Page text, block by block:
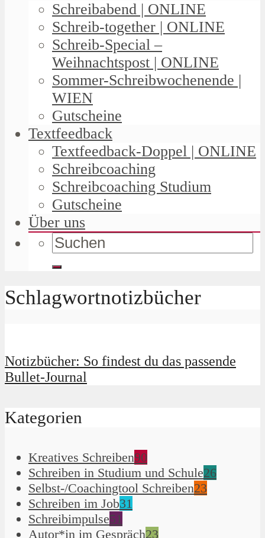
Schreibabend | ONLINE
Schreib-together | ONLINE
Schreib-Special –
Weihnachtspost | ONLINE
Sommer-Schreibwochenende |
WIEN
Gutscheine
Textfeedback
Textfeedback-Doppel | ONLINE
Schreibcoaching
Schreibcoaching Studium
Gutscheine
Über uns
Schlagwortnotizbücher
Notizbücher: So findest du das passende
Bullet-Journal
Kategorien
Kreatives Schreiben90
Schreiben in Studium und Schule26
Selbst-/Coachingtool Schreiben23
Schreiben im Job31
Schreibimpulse51
Autor*in im Gespräch23